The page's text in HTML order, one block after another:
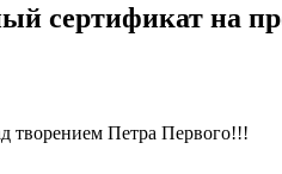
сертификат на
творением Петра Первого!!!